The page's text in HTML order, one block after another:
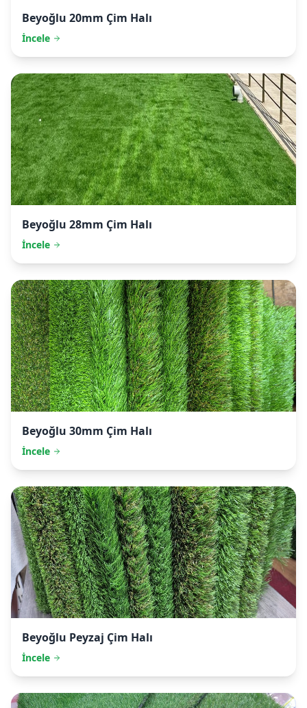
Beyoğlu 20mm Çim Halı
İncele
Beyoğlu 28mm Çim Halı
İncele
Beyoğlu 30mm Çim Halı
İncele
Beyoğlu Peyzaj Çim Halı
İncele